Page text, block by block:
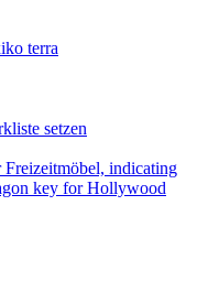
terra
setzen